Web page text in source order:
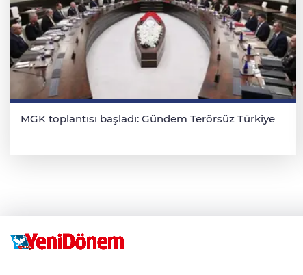
MGK toplantısı başladı: Gündem Terörsüz Türkiye